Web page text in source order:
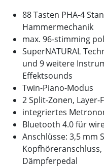
88 Tasten PHA-4
Hammermechanik
max. 96-stimming
SuperNATURAL
und 9 weitere
Effektsounds
Twin-Piano-Modus
2 Split-Zonen, Layer-
integriertes
Bluetooth 4.0 für
Anschlüsse: 3,5 mm
Kopfhöreranschluss,
Dämpferpedal